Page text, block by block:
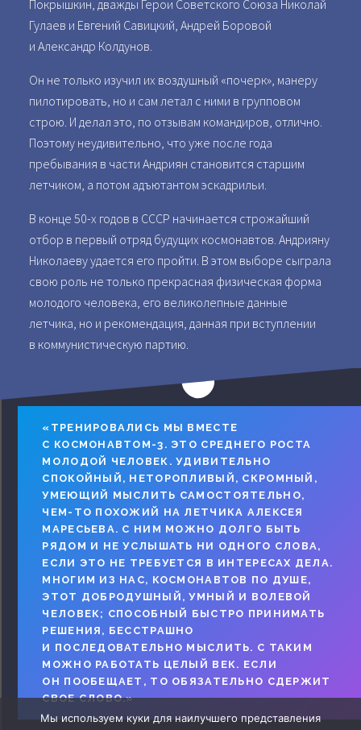
Покрышкин, дважды Герои Советского Союза Николай
Гулаев и Евгений Савицкий, Андрей Боровой
и Александр Колдунов.
Он не только изучил их воздушный «почерк», манеру
пилотировать, но и сам летал с ними в групповом
строю. И делал это, по отзывам командиров, отлично.
Поэтому неудивительно, что уже после года
пребывания в части Андриян становится старшим
летчиком, а потом адъютантом эскадрильи.
В конце 50-х годов в СССР начинается строжайший
отбор в первый отряд будущих космонавтов. Андрияну
Николаеву удается его пройти. В этом выборе сыграла
свою роль не только прекрасная физическая форма
молодого человека, его великолепные данные
летчика, но и рекомендация, данная при вступлении
в коммунистическую партию.
«ТРЕНИРОВАЛИСЬ МЫ ВМЕСТЕ
С КОСМОНАВТОМ-3. ЭТО СРЕДНЕГО РОСТА
МОЛОДОЙ ЧЕЛОВЕК. УДИВИТЕЛЬНО
СПОКОЙНЫЙ, НЕТОРОПЛИВЫЙ, СКРОМНЫЙ,
УМЕЮЩИЙ МЫСЛИТЬ САМОСТОЯТЕЛЬНО,
ЧЕМ-ТО ПОХОЖИЙ НА ЛЕТЧИКА АЛЕКСЕЯ
МАРЕСЬЕВА. С НИМ МОЖНО ДОЛГО БЫТЬ
РЯДОМ И НЕ УСЛЫШАТЬ НИ ОДНОГО СЛОВА,
ЕСЛИ ЭТО НЕ ТРЕБУЕТСЯ В ИНТЕРЕСАХ ДЕЛА.
МНОГИМ ИЗ НАС, КОСМОНАВТОВ ПО ДУШЕ,
ЭТОТ ДОБРОДУШНЫЙ, УМНЫЙ И ВОЛЕВОЙ
ЧЕЛОВЕК; СПОСОБНЫЙ БЫСТРО ПРИНИМАТЬ
РЕШЕНИЯ, БЕССТРАШНО
И ПОСЛЕДОВАТЕЛЬНО МЫСЛИТЬ. С ТАКИМ
МОЖНО РАБОТАТЬ ЦЕЛЫЙ ВЕК. ЕСЛИ
ОН ПООБЕЩАЕТ, ТО ОБЯЗАТЕЛЬНО СДЕРЖИТ
СВОЕ СЛОВО.»
Мы используем куки для наилучшего представления